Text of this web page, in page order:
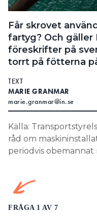
SEARCH
Får skrovet
fartyg? Och gäller
föreskrifter på
torrt på fötterna
TEXT
MARIE GRANMAR
marie.granmar@in.se
Källa:
råd om
periodvis obemannat
FRÅGA 1 AV 7